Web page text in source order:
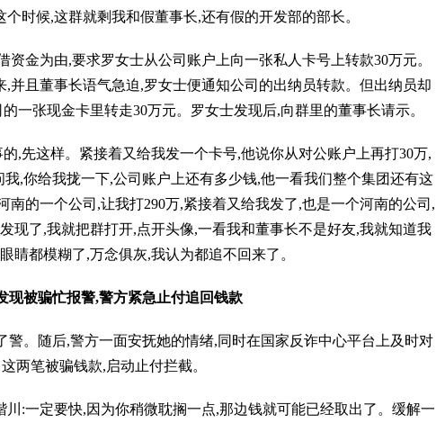
时候,这群就剩我和假董事长,还有假的开发部的部长。
资金为由,要求罗女士从公司账户上向一张私人卡号上转款30万元。
并且董事长语气急迫,罗女士便通知公司的出纳员转款。但出纳员却
一张现金卡里转走30万元。罗女士发现后,向群里的董事长请示。
,先这样。紧接着又给我发一个卡号,他说你从对公账户上再打30万,
,你给我拢一下,公司账户上还有多少钱,他一看我们整个集团还有这
南的一个公司,让我打290万,紧接着又给我发了,也是一个河南的公司,
现了,我就把群打开,点开头像,一看我和董事长不是好友,我就知道我
睛都模糊了,万念俱灰,我认为都追不回来了。
现被骗忙报警,警方紧急止付追回钱款
警。随后,警方一面安抚她的情绪,同时在国家反诈中心平台上及时对
这两笔被骗钱款,启动止付拦截。
:一定要快,因为你稍微耽搁一点,那边钱就可能已经取出了。缓解一